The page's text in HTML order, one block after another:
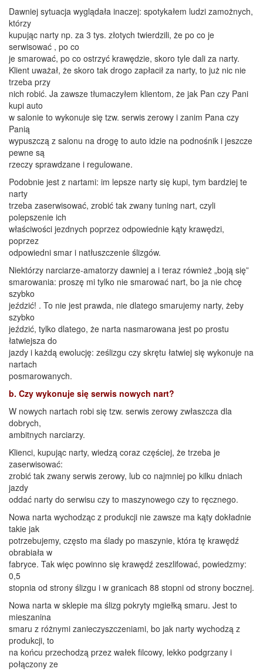
Dawniej sytuacja wyglądała inaczej: spotykałem ludzi zamożnych,
którzy
kupując narty np. za 3 tys. złotych twierdzili, że po co je
serwisować , po co
je smarować, po co ostrzyć krawędzie, skoro tyle dali za narty.
Klient uważał, że skoro tak drogo zapłacił za narty, to już nic nie
trzeba przy
nich robić. Ja zawsze tłumaczyłem klientom, że jak Pan czy Pani
kupi auto
w salonie to wykonuje się tzw. serwis zerowy i zanim Pana czy
Panią
wypuszczą z salonu na drogę to auto idzie na podnośnik i jeszcze
pewne są
rzeczy sprawdzane i regulowane.
Podobnie jest z nartami: im lepsze narty się kupi, tym bardziej te
narty
trzeba zaserwisować, zrobić tak zwany tuning nart, czyli
polepszenie ich
właściwości jezdnych poprzez odpowiednie kąty krawędzi,
poprzez
odpowiedni smar i natłuszczenie ślizgów.
Niektórzy narciarze-amatorzy dawniej a i teraz również „boją się”
smarowania: proszę mi tylko nie smarować nart, bo ja nie chcę
szybko
jeździć! . To nie jest prawda, nie dlatego smarujemy narty, żeby
szybko
jeździć, tylko dlatego, że narta nasmarowana jest po prostu
łatwiejsza do
jazdy i każdą ewolucję: ześlizgu czy skrętu łatwiej się wykonuje na
nartach
posmarowanych.
b. Czy wykonuje się serwis nowych nart?
W nowych nartach robi się tzw. serwis zerowy zwłaszcza dla
dobrych,
ambitnych narciarzy.
Klienci, kupując narty, wiedzą coraz częściej, że trzeba je
zaserwisować:
zrobić tak zwany serwis zerowy, lub co najmniej po kilku dniach
jazdy
oddać narty do serwisu czy to maszynowego czy to ręcznego.
Nowa narta wychodząc z produkcji nie zawsze ma kąty dokładnie
takie jak
potrzebujemy, często ma ślady po maszynie, która tę krawędź
obrabiała w
fabryce. Tak więc powinno się krawędź zeszlifować, powiedzmy:
0,5
stopnia od strony ślizgu i w granicach 88 stopni od strony bocznej.
Nowa narta w sklepie ma ślizg pokryty mgiełką smaru. Jest to
mieszanina
smaru z różnymi zanieczyszczeniami, bo jak narty wychodzą z
produkcji, to
na końcu przechodzą przez wałek filcowy, lekko podgrzany i
połączony ze